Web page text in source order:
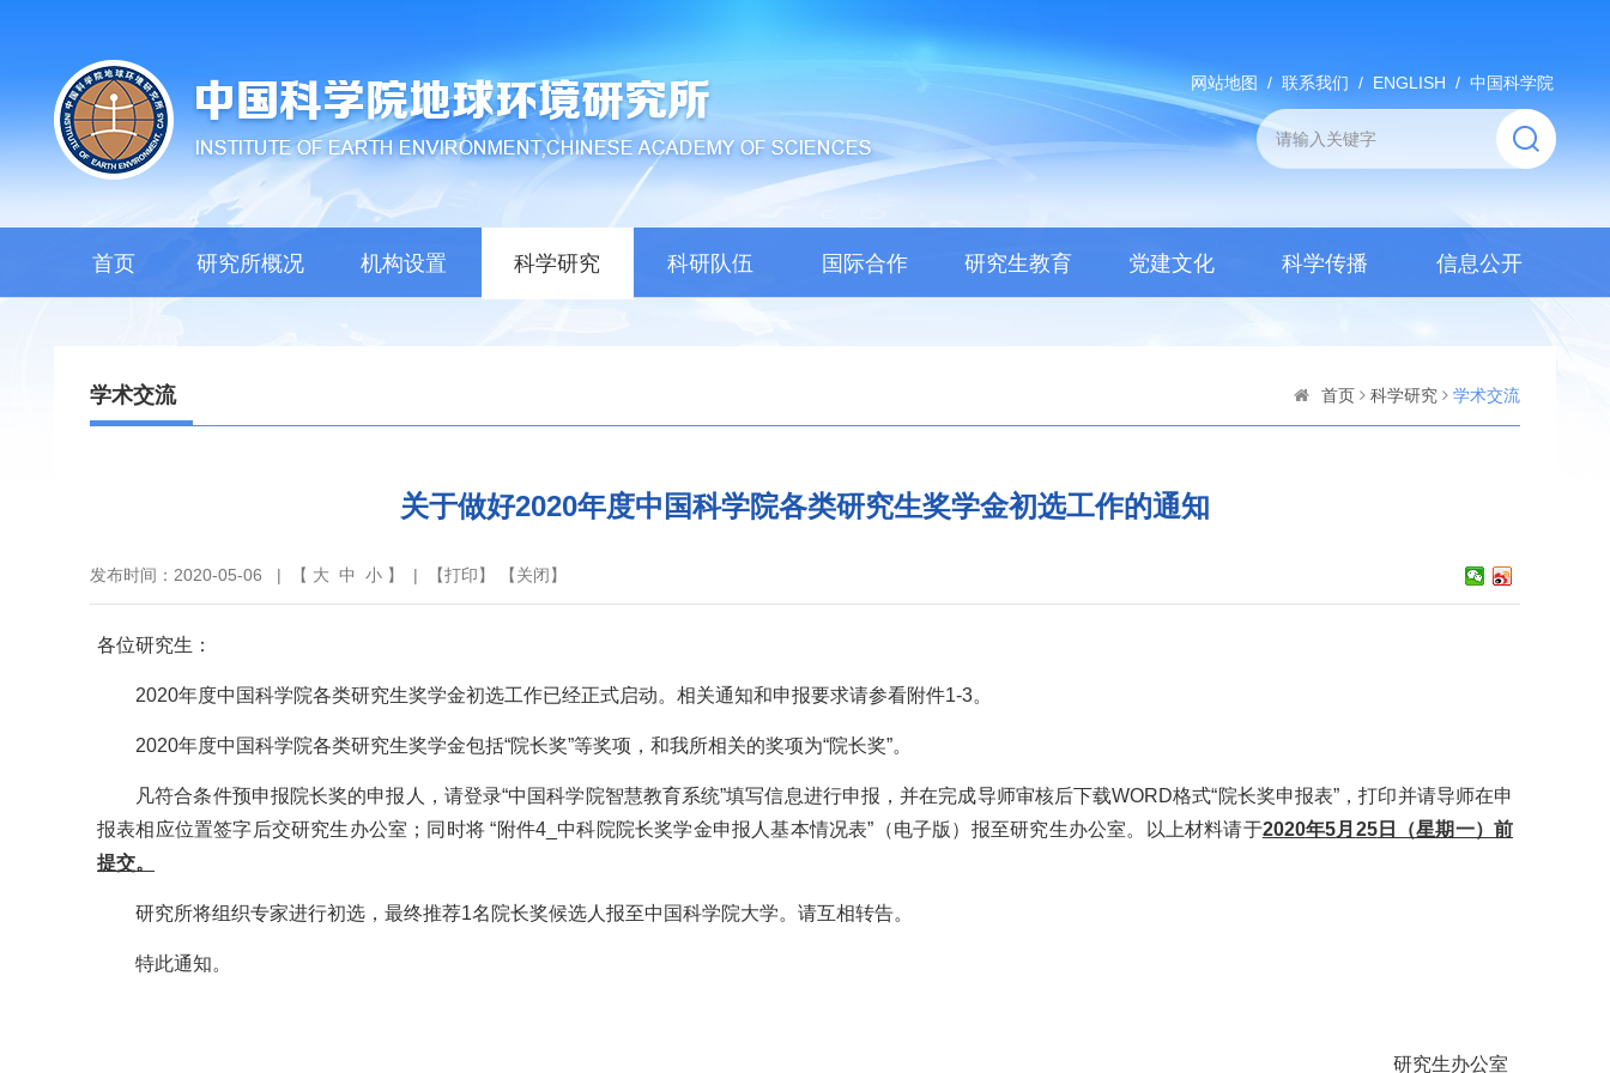
网站地图 / 联系我们 / ENGLISH / 中国科学院
首页 研究所概况 机构设置 科学研究 科研队伍 国际合作 研究生教育 党建文化 科学传播 信息公开
学术交流 首页 科学研究 学术交流
关于做好2020年度中国科学院各类研究生奖学金初选工作的通知
发布时间：2020-05-06 | 【 大 中 小 】 | 【打印】 【关闭】
各位研究生：
2020年度中国科学院各类研究生奖学金初选工作已经正式启动。相关通知和申报要求请参看附件1-3。
2020年度中国科学院各类研究生奖学金包括“院长奖”等奖项，和我所相关的奖项为“院长奖”。
凡符合条件预申报院长奖的申报人， 请登录“中国科学院智慧教育系统”填写信息进行申报，并在完成导师审核后下载WORD格式“院长奖申报表”，打印并请导师在申
报表相应位置签字后交研究生办公室；同时将 “附件4_ 中科院院长奖学金申报人基本情况表”（电子版）报至研究生办公室。以上材料请于2020年5月 25日（星期一）前
提交。
研究所将组织专家进行初选，最终推荐1名院长奖候选人报至中国科学院大学。请互相转告。
特此通知。
研究生办公室